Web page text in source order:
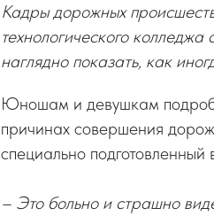
Кадры дорожных
технологического
наглядно показать, как
Юношам и девушкам
причинах совершения
специально
– Это больно и страшно